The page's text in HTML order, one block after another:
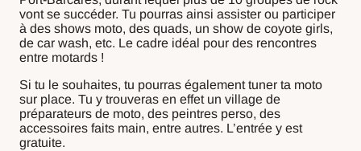
vont se succéder. Tu pourras ainsi assister ou participer
à des shows moto, des quads, un show de coyote girls,
de car wash, etc. Le cadre idéal pour des rencontres
entre motards !
Si tu le souhaites, tu pourras également tuner ta moto
sur place. Tu y trouveras en effet un village de
préparateurs de moto, des peintres perso, des
accessoires faits main, entre autres. L’entrée y est
gratuite.